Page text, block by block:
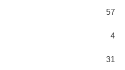
57
4
31